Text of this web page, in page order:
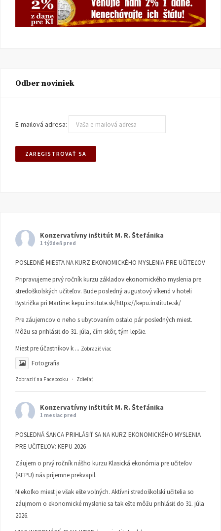
Odber noviniek
E-mailová adresa:
Konzervatívny inštitút M. R. Štefánika
1 týždeň pred
POSLEDNÉ MIESTA NA KURZ EKONOMICKÉHO MYSLENIA PRE UČITEĽOV
Pripravujeme prvý ročník kurzu základov ekonomického myslenia pre
stredoškolských učiteľov. Bude posledný augustový víkend v hoteli
Bystrička pri Martine: kepu.institute.sk/https://kepu.institute.sk/
Pre záujemcov o neho s ubytovaním ostalo pár posledných miest.
Môžu sa prihlásiť do 31. júla, čím skôr, tým lepšie.
Miest pre účastníkov k ... Zobraziť viac
Fotografia
Zobraziť na Facebooku · Zdieľať
Konzervatívny inštitút M. R. Štefánika
1 mesiac pred
POSLEDNÁ ŠANCA PRIHLÁSIŤ SA NA KURZ EKONOMICKÉHO MYSLENIA
PRE UČITEĽOV: KEPU 2026
Záujem o prvý ročník nášho kurzu Klasická ekonómia pre učiteľov
(KEPU) nás príjemne prekvapil.
Niekoľko miest je však ešte voľných. Aktívni stredoškolskí učitelia so
záujmom o ekonomické myslenie sa tak ešte môžu prihlásiť do 31. júla
2026.